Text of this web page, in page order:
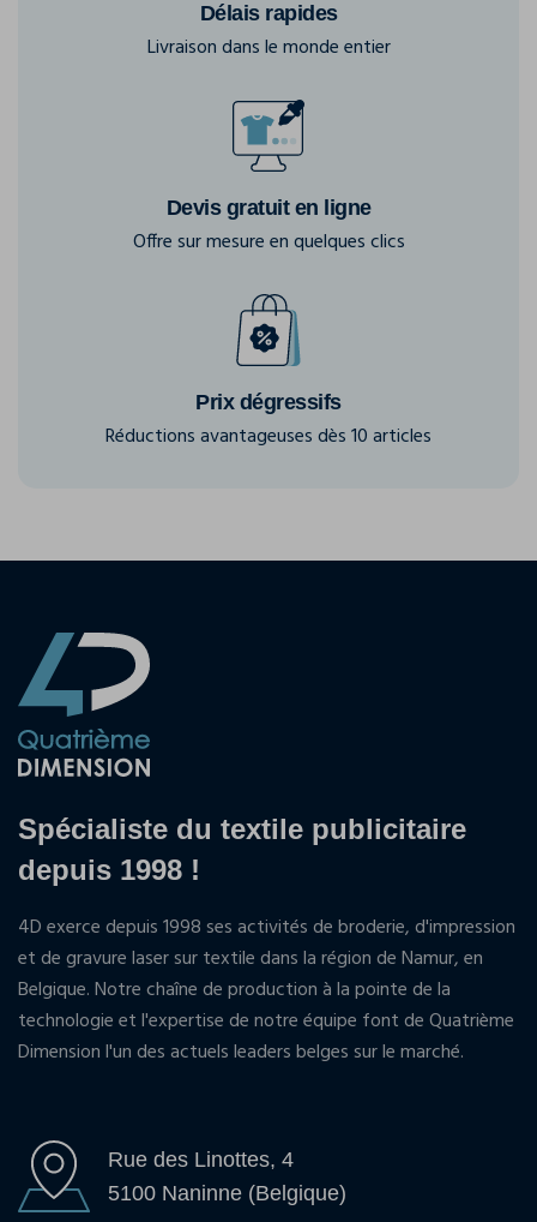
Délais rapides
Livraison dans le monde entier
Devis gratuit en ligne
Offre sur mesure en quelques clics
Prix dégressifs
Réductions avantageuses dès 10 articles
Spécialiste du textile publicitaire
depuis 1998 !
4D exerce depuis 1998 ses activités de broderie, d'impression
et de gravure laser sur textile dans la région de Namur, en
Belgique. Notre chaîne de production à la pointe de la
technologie et l'expertise de notre équipe font de Quatrième
Dimension l'un des actuels leaders belges sur le marché.
Rue des Linottes, 4
5100 Naninne (Belgique)